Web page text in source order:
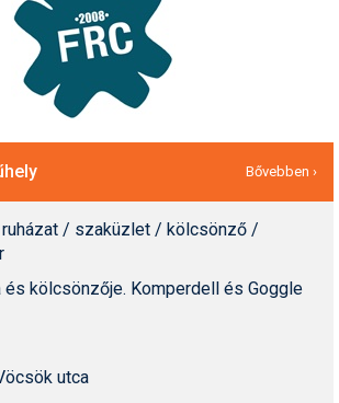
Bővebben ›
/ szaküzlet / kölcsönző /
kölcsönzője. Komperdell és Goggle
utca